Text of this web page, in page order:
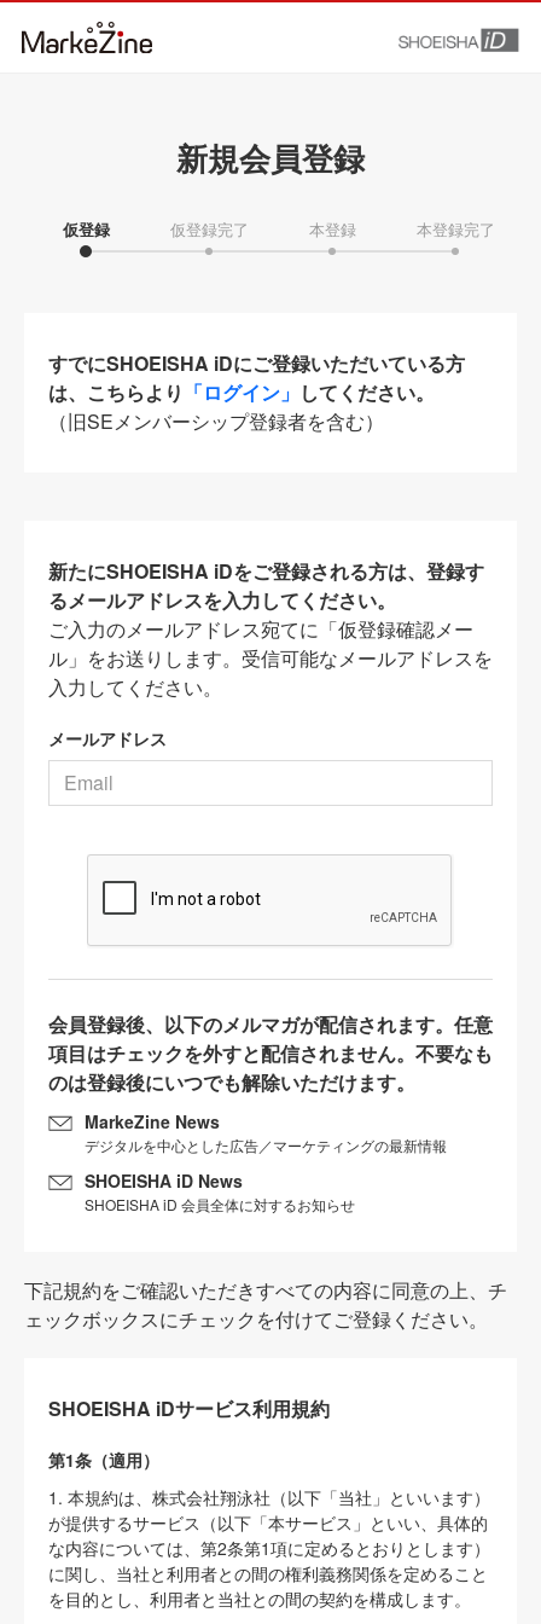
新規会員登録
仮登録 仮登録完了 本登録 本登録完了
すでにSHOEISHA iDにご登録いただいている方
は、こちらより 「ログイン」 してください。
（旧SEメンバーシップ登録者を含む）
新たにSHOEISHA iDをご登録される方は、登録す
るメールアドレスを入力してください。
ご入力のメールアドレス宛てに「仮登録確認メー
ル」をお送りします。受信可能なメールアドレスを
入力してください。
メールアドレス
会員登録後、以下のメルマガが配信されます。任意
項目はチェックを外すと配信されません。不要なも
のは登録後にいつでも解除いただけます。
MarkeZine News
デジタルを中心とした広告／マーケティングの最新情報
SHOEISHA iD News
SHOEISHA iD 会員全体に対するお知らせ
下記規約をご確認いただきすべての内容に同意の上、チ
ェックボックスにチェックを付けてご登録ください。
SHOEISHA iDサービス利用規約
第1条（適用）
1. 本規約は、株式会社翔泳社（以下「当社」といいます）
が提供するサービス（以下「本サービス」といい、具体的
な内容については、第2条第1項に定めるとおりとします）
に関し、当社と利用者との間の権利義務関係を定めること
を目的とし、利用者と当社との間の契約を構成します。